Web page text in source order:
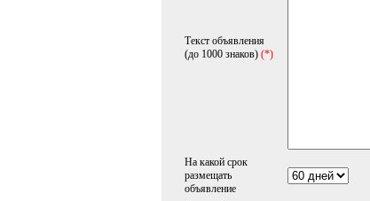
Текст объявления
(до 1000 знаков) (*)
На какой срок
размещать
объявление